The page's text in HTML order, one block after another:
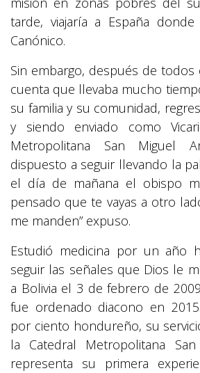
tarde, viajaría a España
Canónico.
Sin embargo, después de
cuenta que llevaba mucho
su familia y su comunidad,
y siendo enviado como
Metropolitana San Miguel
dispuesto a seguir llevando la
el día de mañana el obispo
pensado que te vayas a otro
me manden” expuso.
Estudió medicina por un año
seguir las señales que Dios le
a Bolivia el 3 de febrero de
fue ordenado diacono en
por ciento hondureño, su
la Catedral Metropolitana
representa su primera